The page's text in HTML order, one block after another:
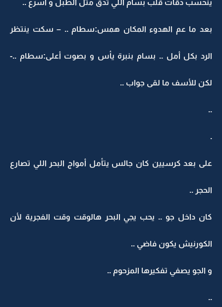
ينحسب دقات قلب بسام اللي تدق مثل الطبل و أسرع ..
بعد ما عم الهدوء المكان همس:سطام .. – سكت ينتظر
الرد بكل أمل .. بسام بنبرة يأس و بصوت أعلى:سطام ..-
لكن للأسف ما لقى جواب ..
..
.
على بعد كرسيين كان جالس يتأمل أمواج البحر اللي تصارع
الحجر ..
كان داخل جو .. يحب يجي البحر هالوقت وقت الفجرية لأن
الكورنيش يكون فاضي ..
و الجو يصفي تفكيرها المزحوم ..
..